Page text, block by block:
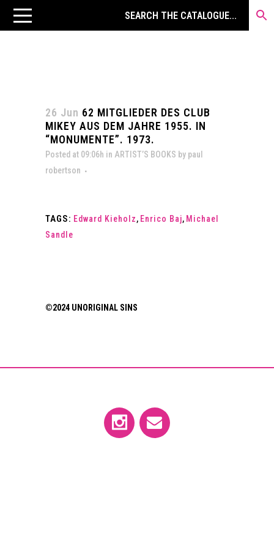
26 Jun 62 MITGLIEDER DES CLUB
MIKEY AUS DEM JAHRE 1955. IN
“MONUMENTE”. 1973.
Posted at 09:06h in ARTIST’S BOOKS by paul
robertson
TAGS: Edward Kieholz, Enrico Baj, Michael
Sandle
©2024 UNORIGINAL SINS